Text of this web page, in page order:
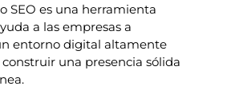
SEO es una herramienta
a las empresas a
entorno digital altamente
una presencia sólida